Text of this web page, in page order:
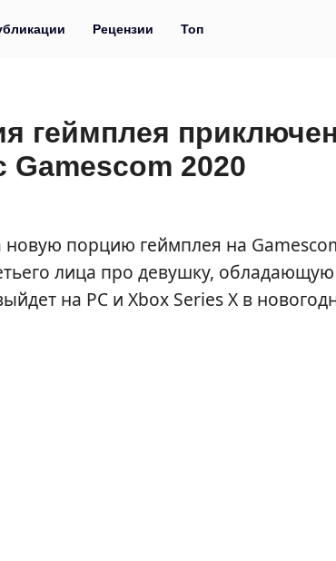
Рецензии Топ
геймплея
Gamescom 2020
порцию геймплея на
лица про девушку,
на PC и Xbox Series X в